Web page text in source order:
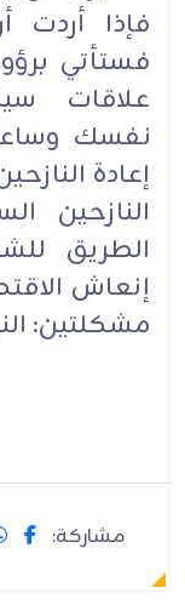
فإذا أردت
فستأتي
علاقات
نفسك
إعادة
النازحين
الطريق
إنعاش
مشكلتين:
مشاركة: